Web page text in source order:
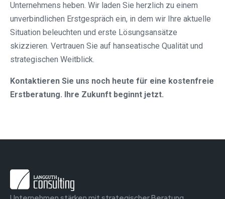
Unternehmens heben. Wir laden Sie herzlich zu einem
unverbindlichen Erstgespräch ein, in dem wir Ihre aktuelle
Situation beleuchten und erste Lösungsansätze
skizzieren. Vertrauen Sie auf hanseatische Qualität und
strategischen Weitblick.
Kontaktieren Sie uns noch heute für eine kostenfreie
Erstberatung. Ihre Zukunft beginnt jetzt.